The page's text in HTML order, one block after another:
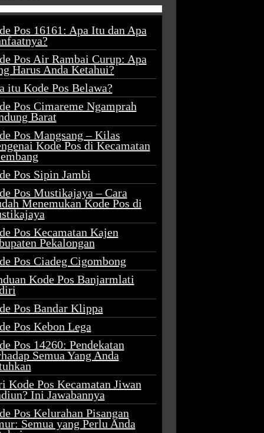
Pos 16161: Apa Itu dan Apa
Pos Air Rambai Curup: Apa
Harus Anda Ketahui?
itu Kode Pos Belawa?
Pos Cimareme Ngamprah
Barat
Pos Mangsang – Kilas
Kode Pos di Kecamatan
Pos Sipin Jambi
Pos Mustikajaya – Cara
Menemukan Kode Pos di
Pos Kecamatan Kajen
Pekalongan
Pos Ciadeg Cigombong
Kode Pos Banjarmlati
Pos Bandar Klippa
Pos Kebon Lega
Pos 14260: Pendekatan
Semua Yang Anda
Kode Pos Kecamatan Jiwan
Ini Jawabannya
Pos Kelurahan Pisangan
Semua yang Perlu Anda